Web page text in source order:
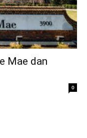
Mae dan
0